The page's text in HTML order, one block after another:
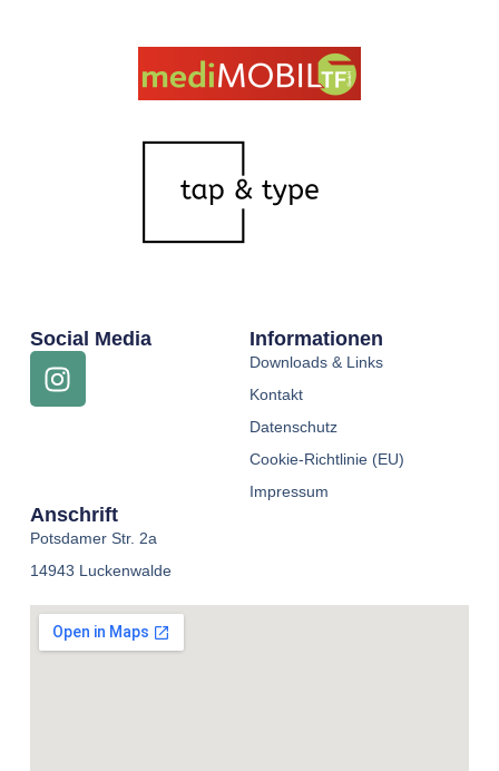
Social Media Informationen
Downloads & Links
Kontakt
Datenschutz
Cookie-Richtlinie (EU)
Impressum
Anschrift
Potsdamer Str. 2a
14943 Luckenwalde